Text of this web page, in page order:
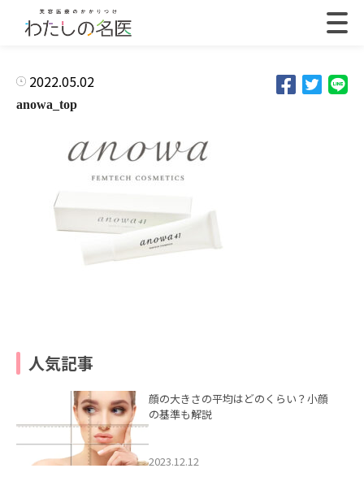
2022.05.02
anowa_top
人気記事
顔の大きさの平均はどのくらい？小顔
の基準も解説
2023.12.12